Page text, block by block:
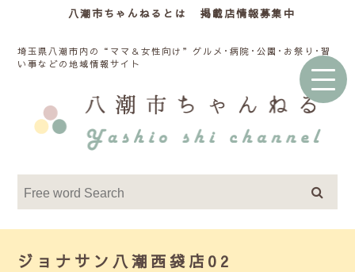
八潮市ちゃんねるとは 掲載店情報募集中
埼玉県八潮市内の“ママ＆女性向け”グルメ･病院･公園･お祭り･習
い事などの地域情報サイト
ジョナサン八潮西袋店02